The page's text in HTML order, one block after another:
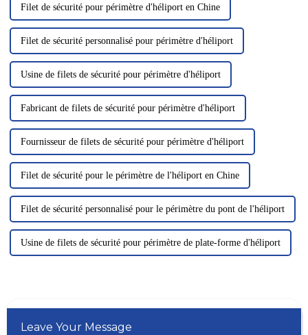
Filet de sécurité pour périmètre d'héliport en Chine
Filet de sécurité personnalisé pour périmètre d'héliport
Usine de filets de sécurité pour périmètre d'héliport
Fabricant de filets de sécurité pour périmètre d'héliport
Fournisseur de filets de sécurité pour périmètre d'héliport
Filet de sécurité pour le périmètre de l'héliport en Chine
Filet de sécurité personnalisé pour le périmètre du pont de l'héliport
Usine de filets de sécurité pour périmètre de plate-forme d'héliport
Leave Your Message